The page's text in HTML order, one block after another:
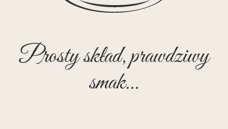
Prosty skład, prawdziwy
smak...